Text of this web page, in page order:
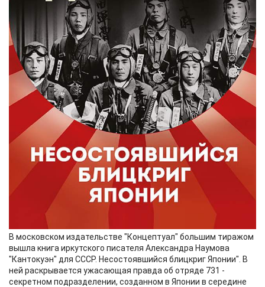
В московском издательстве "Концептуал" большим тиражом
вышла книга иркутского писателя Александра Наумова
"Кантокуэн" для СССР. Несостоявшийся блицкриг Японии". В
ней раскрывается ужасающая правда об отряде 731 -
секретном подразделении, созданном в Японии в середине